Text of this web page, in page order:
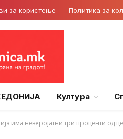
за користење Политика за
Култура
има неверојатни три проценти од